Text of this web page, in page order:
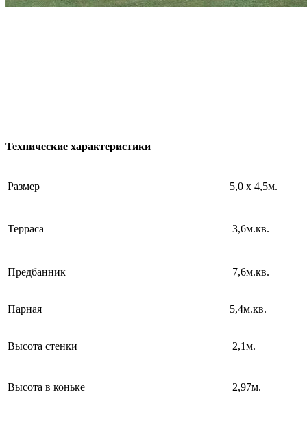
Технические характеристики
Размер 5,0 х 4,5м.
Терраса 3,6м.кв.
Предбанник 7,6м.кв.
Парная 5,4м.кв.
Высота стенки 2,1м.
Высота в коньке 2,97м.